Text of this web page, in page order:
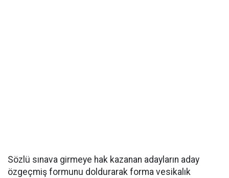
Sözlü sınava girmeye hak kazanan adayların aday
özgeçmiş formunu doldurarak forma vesikalık